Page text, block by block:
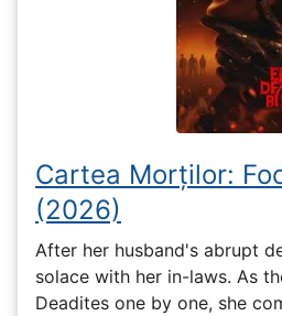
Cartea Morților:
(2026)
After her husband's abrupt
solace with her in-laws. As
Deadites one by one, she